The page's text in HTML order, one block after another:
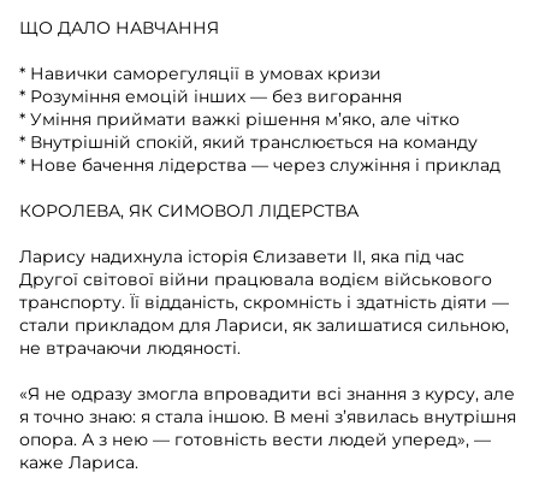
ЩО ДАЛО НАВЧАННЯ
* Навички саморегуляції в умовах кризи
* Розуміння емоцій інших — без вигорання
* Уміння приймати важкі рішення м’яко, але чітко
* Внутрішній спокій, який транслюється на команду
* Нове бачення лідерства — через служіння і приклад
КОРОЛЕВА, ЯК СИМОВОЛ ЛІДЕРСТВА
Ларису надихнула історія Єлизавети II, яка під час
Другої світової війни працювала водієм військового
транспорту. Її відданість, скромність і здатність діяти —
стали прикладом для Лариси, як залишатися сильною,
не втрачаючи людяності.
«Я не одразу змогла впровадити всі знання з курсу, але
я точно знаю: я стала іншою. В мені з’явилась внутрішня
опора. А з нею — готовність вести людей уперед», —
каже Лариса.